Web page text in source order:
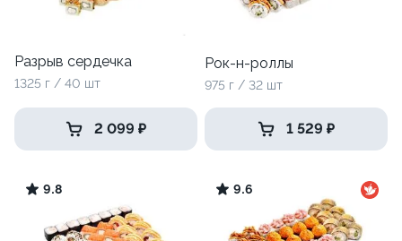
Разрыв сердечка
1325 г / 40 шт
2 099 ₽
Рок-н-роллы
975 г / 32 шт
1 529 ₽
9.8 9.6